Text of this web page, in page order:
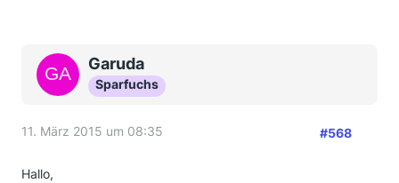
Garuda
Sparfuchs
11. März 2015 um 08:35 #568
Hallo,